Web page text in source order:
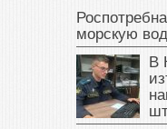
морскую
В